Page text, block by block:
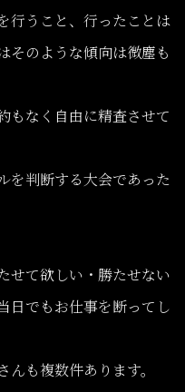
行うこと、行ったことは
そのような傾向は微塵も
もなく自由に精査させて
を判断する大会であった
せて欲しい・勝たせない
日でもお仕事を断ってし
も複数件あります。